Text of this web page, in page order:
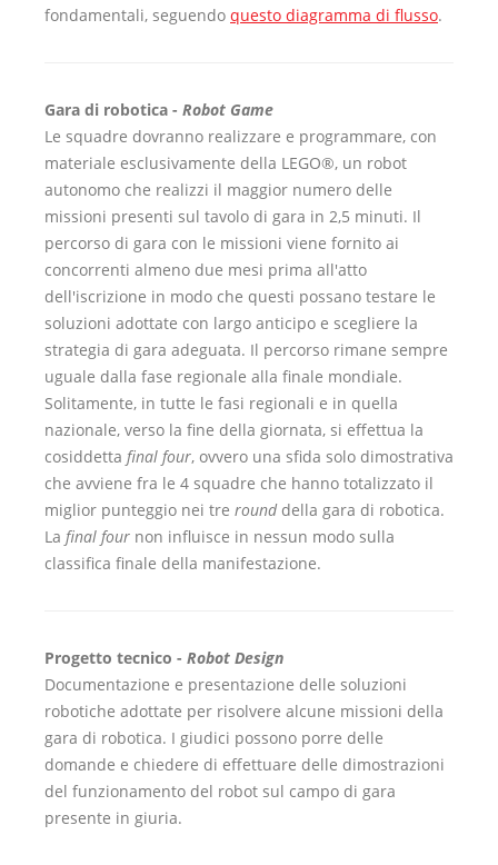
fondamentali, seguendo questo diagramma di flusso.
Gara di robotica - Robot Game
Le squadre dovranno realizzare e programmare, con
materiale esclusivamente della LEGO®, un robot
autonomo che realizzi il maggior numero delle
missioni presenti sul tavolo di gara in 2,5 minuti. Il
percorso di gara con le missioni viene fornito ai
concorrenti almeno due mesi prima all'atto
dell'iscrizione in modo che questi possano testare le
soluzioni adottate con largo anticipo e scegliere la
strategia di gara adeguata. Il percorso rimane sempre
uguale dalla fase regionale alla finale mondiale.
Solitamente, in tutte le fasi regionali e in quella
nazionale, verso la fine della giornata, si effettua la
cosiddetta final four, ovvero una sfida solo dimostrativa
che avviene fra le 4 squadre che hanno totalizzato il
miglior punteggio nei tre rounddella gara di robotica.
La final four non influisce in nessun modo sulla
classifica finale della manifestazione.
Progetto tecnico - Robot Design
Documentazione e presentazione delle soluzioni
robotiche adottate per risolvere alcune missioni della
gara di robotica. I giudici possono porre delle
domande e chiedere di effettuare delle dimostrazioni
del funzionamento del robot sul campo di gara
presente in giuria.